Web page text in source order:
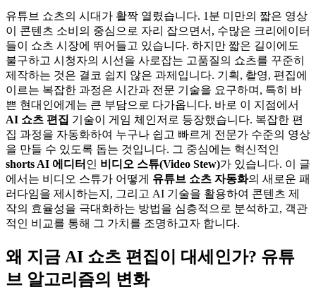
유튜브 쇼츠의 시대가 활짝 열렸습니다. 1분 미만의 짧은 영상
이 콘텐츠 소비의 중심으로 자리 잡으면서, 수많은 크리에이터
들이 쇼츠 시장에 뛰어들고 있습니다. 하지만 짧은 길이에도
불구하고 시청자의 시선을 사로잡는 고품질의 쇼츠를 꾸준히
제작하는 것은 결코 쉽지 않은 과제입니다. 기획, 촬영, 편집에
이르는 복잡한 과정은 시간과 전문 기술을 요구하며, 특히 바
쁜 현대인에게는 큰 부담으로 다가옵니다. 바로 이 지점에서
AI 쇼츠 편집 기술이 게임 체인저로 등장했습니다. 복잡한 편
집 과정을 자동화하여 누구나 쉽고 빠르게 전문가 수준의 영상
을 만들 수 있도록 돕는 것입니다. 그 중심에는 혁신적인
shorts AI 에디터 인 비디오 스튜(Video Stew)가 있습니다. 이 글
에서는 비디오 스튜가 어떻게 유튜브 쇼츠 자동화의 새로운 패
러다임을 제시하는지, 그리고 AI 기술을 활용하여 콘텐츠 제
작의 효율성을 극대화하는 방법을 심층적으로 분석하고, 객관
적인 비교를 통해 그 가치를 조명하고자 합니다.
왜 지금 AI 쇼츠 편집이 대세인가? 유튜
브 알고리즘의 변화